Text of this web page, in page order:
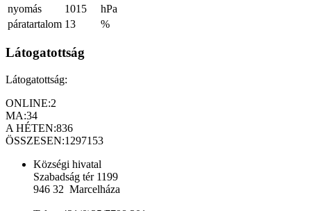
nyomás
1015
hPa
páratartalom 13 %
Látogatottság
Látogatottság:
ONLINE:2
MA:34
A HÉTEN:836
ÖSSZESEN:1297153
Községi hivatal
Szabadság tér 1199
946 32 Marcelháza